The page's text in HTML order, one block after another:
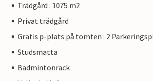
Trädgård : 1075 m2
Privat trädgård
Gratis p-plats på tomten : 2
Studsmatta
Badmintonrack